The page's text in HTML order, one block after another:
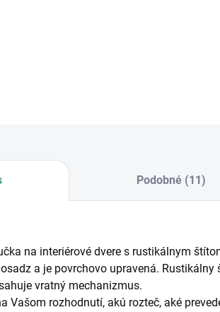
Podobné (11)
na interiérové dvere s rustikálnym
a je povrchovo upravená.
vratný mechanizmus.
Vašom rozhodnutí, akú rozteč, aké